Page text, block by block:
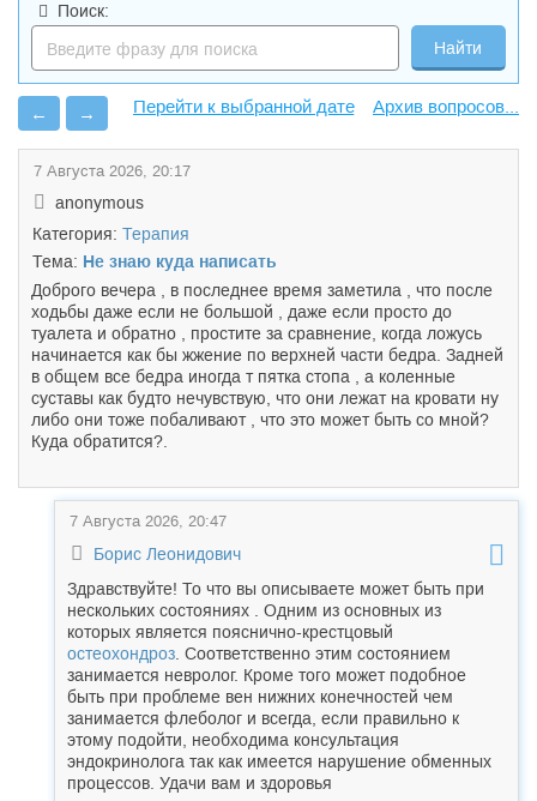
Поиск:
← → Архив вопросов...
7 Августа 2026, 20:17
anonymous
Категория: Терапия
Тема: Не знаю куда написать
Доброго вечера , в последнее время заметила , что после
ходьбы даже если не большой , даже если просто до
туалета и обратно , простите за сравнение, когда ложусь
начинается как бы жжение по верхней части бедра. Задней
в общем все бедра иногда т пятка стопа , а коленные
суставы как будто нечувствую, что они лежат на кровати ну
либо они тоже побаливают , что это может быть со мной?
Куда обратится?.
7 Августа 2026, 20:47
Борис Леонидович
Здравствуйте! То что вы описываете может быть при
нескольких состояниях . Одним из основных из
которых является пояснично-крестцовый
остеохондроз . Соответственно этим состоянием
занимается невролог. Кроме того может подобное
быть при проблеме вен нижних конечностей чем
занимается флеболог и всегда, если правильно к
этому подойти, необходима консультация
эндокринолога так как имеется нарушение обменных
процессов. Удачи вам и здоровья